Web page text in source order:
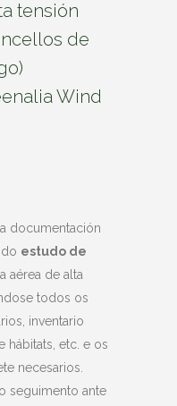
tensión
de
Wind
documentación
estudo de
aérea de alta
todos os
inventario
hábitats, etc. e os
necesarios.
seguimento ante